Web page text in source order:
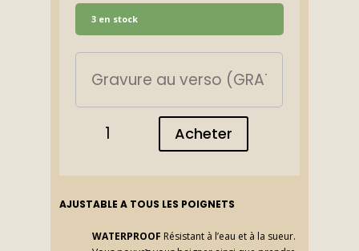
3 en stock
noir
inox
Acheter
AJUSTABLE A TOUS LES POIGNETS
WATERPROOF Résistant à l’eau et à la sueur.